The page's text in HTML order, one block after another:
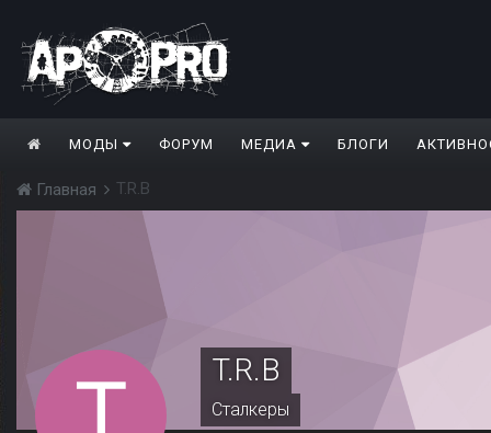
МОДЫ ФОРУМ МЕДИА БЛОГИ
Главная T.R.B
T.R.B
Сталкеры